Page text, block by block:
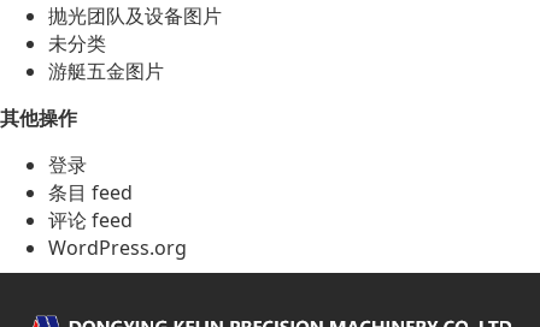
抛光团队及设备图片
未分类
游艇五金图片
其他操作
登录
条目 feed
评论 feed
WordPress.org